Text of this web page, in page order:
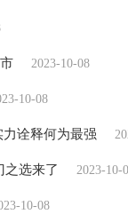
2023-10-08
10-08
诠释何为最强
之选来了 2023-10-
10-08